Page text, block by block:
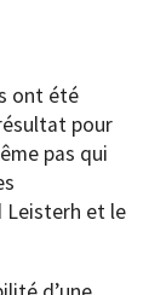
ont été
pour
pas qui
Leisterh et le